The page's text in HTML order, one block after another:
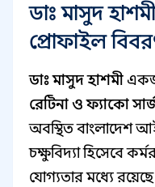
ডাঃ মাসুদ
প্রোফাইল
ডাঃ মাসুদ হাশমী
রেটিনা ও ফ্যাকো
অবস্থিত বাংলাদেশ
চক্ষুবিদ্যা হিসেবে
যোগ্যতার মধ্যে